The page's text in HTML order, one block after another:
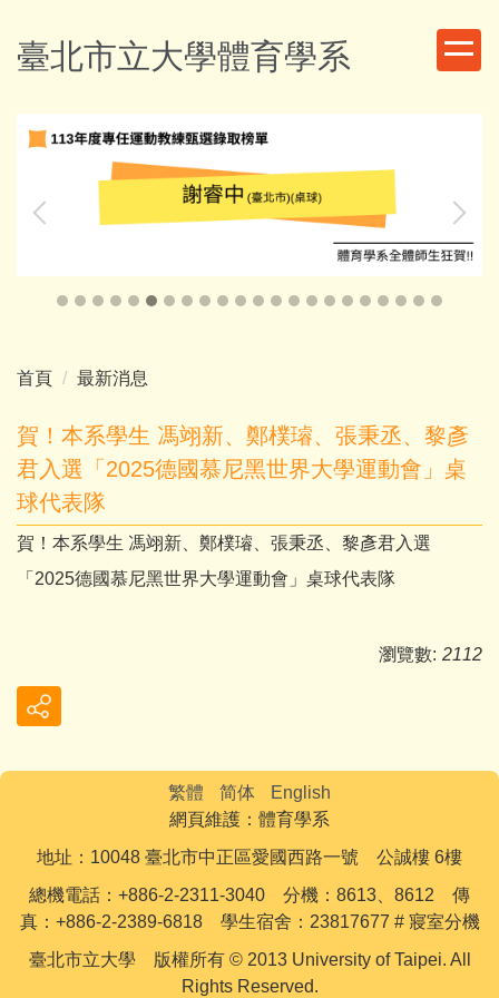
到
主
臺北市立大學體育學系
首頁 最新消息
賀！本系學生 馮翊新、鄭樸璿、張秉丞、黎彥
君入選「2025德國慕尼黑世界大學運動會」桌
球代表隊
賀！本系學生 馮翊新、鄭樸璿、張秉丞、黎彥君入選
「2025德國慕尼黑世界大學運動會」桌球代表隊
瀏覽數: 2112
繁體 简体
English
網頁維護：體育學系
地址：10048 臺北市中正區愛國西路一號 公誠樓 6樓
總機電話：+886-2-2311-3040 分機：8613、8612 傳
真：+886-2-2389-6818 學生宿舍：23817677 # 寢室分機
臺北市立大學 版權所有 © 2013 University of Taipei. All
Rights Reserved.